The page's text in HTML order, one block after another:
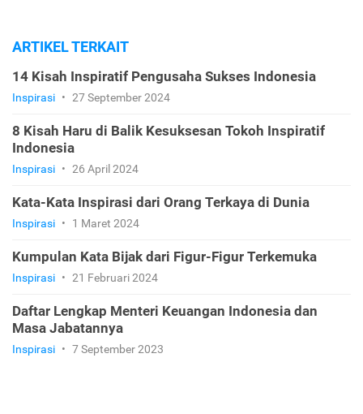
ARTIKEL TERKAIT
14 Kisah Inspiratif Pengusaha Sukses Indonesia
Inspirasi • 27 September 2024
8 Kisah Haru di Balik Kesuksesan Tokoh Inspiratif
Indonesia
Inspirasi • 26 April 2024
Kata-Kata Inspirasi dari Orang Terkaya di Dunia
Inspirasi • 1 Maret 2024
Kumpulan Kata Bijak dari Figur-Figur Terkemuka
Inspirasi • 21 Februari 2024
Daftar Lengkap Menteri Keuangan Indonesia dan
Masa Jabatannya
Inspirasi • 7 September 2023